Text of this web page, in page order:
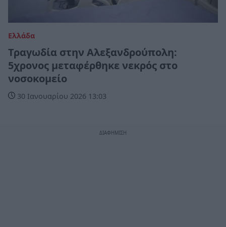
Ελλάδα
Τραγωδία στην Αλεξανδρούπολη:
5χρονος μεταφέρθηκε νεκρός στο
νοσοκομείο
30 Ιανουαρίου 2026 13:03